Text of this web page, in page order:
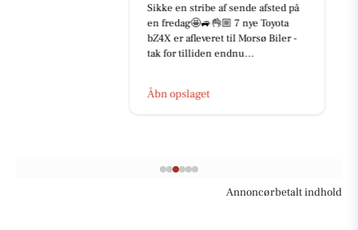
Sikke en stribe af sende afsted på
en fredag🤩🚙👌🏼 7 nye Toyota
bZ4X er afleveret til Morsø Biler -
tak for tilliden endnu...
Åbn opslaget
Annoncørbetalt indhold